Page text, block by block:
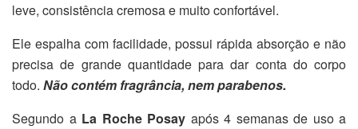
leve, consistência cremosa e muito confortável.
Ele espalha com facilidade, possui rápida absorção e não
precisa de grande quantidade para dar conta do corpo
todo. Não contém fragrância, nem parabenos.
Segundo a La Roche Posay após 4 semanas de uso a